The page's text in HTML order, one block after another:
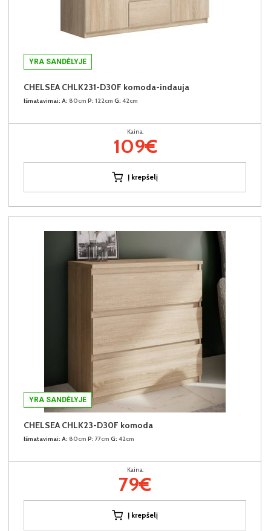
YRA SANDĖLYJE
CHELSEA CHLK231-D30F komoda-indauja
Išmatavimai: A: 80cm P: 122cm G: 42cm
Kaina:
109€
Į krepšelį
YRA SANDĖLYJE
CHELSEA CHLK23-D30F komoda
Išmatavimai: A: 80cm P: 77cm G: 42cm
Kaina:
79€
Į krepšelį